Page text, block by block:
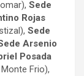
Sede
Rojas
Sede
Arsenio
Posada
Frio),